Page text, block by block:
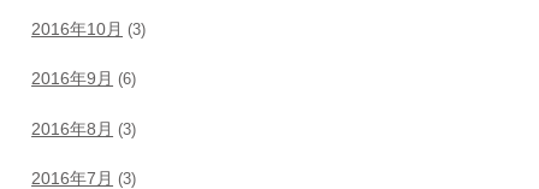
2016年10月 (3)
2016年9月 (6)
2016年8月 (3)
2016年7月 (3)